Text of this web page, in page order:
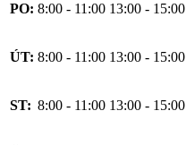
PO: 8:00 - 11:00 13:00 - 15:00
ÚT: 8:00 - 11:00 13:00 - 15:00
ST: 8:00 - 11:00 13:00 - 15:00